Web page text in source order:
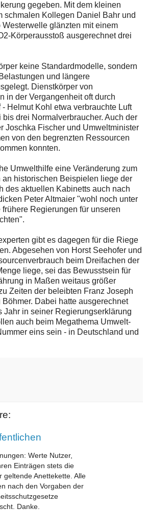
gegeben. Mit dem kleinen
schmalen Kollegen Daniel Bahr und
glänzten mit einem
Körperausstoß ausgerechnet drei
keine Standardmodelle, sondern
und längere
Dienstkörper von
in der Vergangenheit oft durch
Helmut Kohl etwa verbrauchte Luft
drei Normalverbraucher. Auch der
Joschka Fischer und Umweltminister
von den begrenzten Ressourcen
konnten.
Umwelthilfe eine Veränderung zum
an historischen Beispielen liege der
des aktuellen Kabinetts auch nach
Peter Altmaier "wohl noch unter
Regierungen für unseren
gibt es dagegen für die Riege
Abgesehen von Horst Seehofer und
beim Dreifachen der
liege, sei das Bewusstsein für
in Maßen weitaus größer
Zeiten der beleibten Franz Joseph
Dabei hatte ausgerechnet
Jahr in seiner Regierungserklärung
auch beim Megathema Umwelt-
eins sein - in Deutschland und
Werte Nutzer,
Einträgen stets die
geltende Anettekette. Alle
nach den Vorgaben der
Danke.